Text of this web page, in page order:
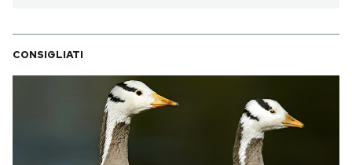
CONSIGLIATI